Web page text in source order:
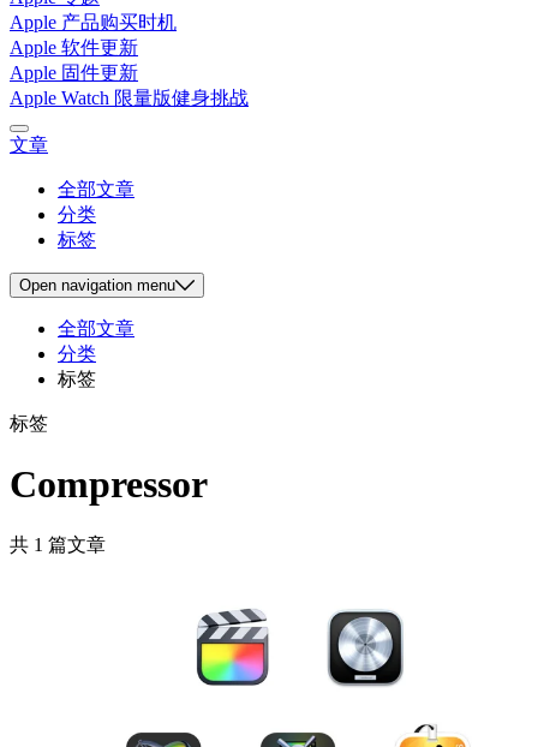
Apple 产品购买时机
Apple 软件更新
Apple 固件更新
Apple Watch 限量版健身挑战
文章
全部文章
分类
标签
Open navigation menu
全部文章
分类
标签
标签
Compressor
共 1 篇文章